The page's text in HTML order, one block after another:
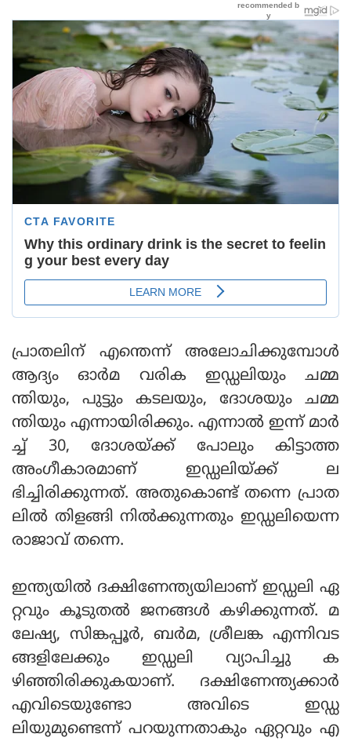
പ്രാതലിന് എന്തെന്ന് അലോചിക്കുമ്പോൾ
ആദ്യം ഓർമ വരിക ഇഡ്ഡലിയും ചമ്മ
ന്തിയും, പുട്ടും കടലയും, ദോശയും ചമ്മ
ന്തിയും എന്നായിരിക്കും. എന്നാൽ ഇന്ന് മാർ
ച്ച് 30, ദോശയ്ക്ക് പോലും കിട്ടാത്ത
അംഗീകാരമാണ് ഇഡ്ഡലിയ്ക്ക് ല
ഭിച്ചിരിക്കുന്നത്. അതുകൊണ്ട് തന്നെ പ്രാത
ലിൽ തിളങ്ങി നിൽക്കുന്നതും ഇഡ്ഡലിയെന്ന
രാജാവ് തന്നെ.
ഇന്ത്യയിൽ ദക്ഷിണേന്ത്യയിലാണ് ഇഡ്ഡലി ഏ
റ്റവും കൂടുത‌ൽ ജനങ്ങ‌ൾ കഴിക്കുന്നത്. മ
ലേഷ്യ, സിങ്കപ്പൂർ, ബർമ, ശ്രീലങ്ക എന്നിവട
ങ്ങ‌ളിലേക്കും ഇഡ്ഡലി വ്യാപിച്ചു ക
ഴിഞ്ഞിരിക്കുകയാണ്. ദക്ഷിണേന്ത്യക്കാർ
എവിടെയുണ്ടോ അവിടെ ഇഡ്ഡ
ലിയുമുണ്ടെന്ന് പറയുന്നതാകും ഏറ്റവും എ